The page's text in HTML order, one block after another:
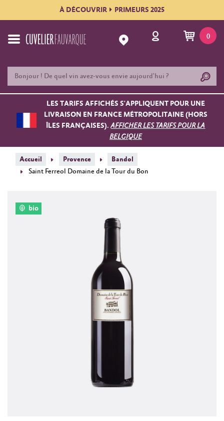
À DÉCOUVRIR PRIMEURS 2025
0
LES TARIFS AFFICHÉS S'APPLIQUENT POUR UNE
LIVRAISON EN FRANCE MÉTROPOLITAINE (HORS
ÎLES FRANÇAISES).AFFICHER LES TARIFS POUR LA
BELGIQUE
Accueil Provence
Bandol
Saint Ferreol Domaine de la Tour du Bon
bio